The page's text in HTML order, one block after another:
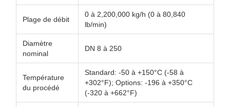
Plage de débit
0 à 2,200,000 kg/h (0 à 80,840
lb/min)
Diamètre
nominal
DN 8 à 250
Température
du procédé
Standard: -50 à +150°C (-58 à
+302°F); Options: -196 à +350°C
(-320 à +662°F)